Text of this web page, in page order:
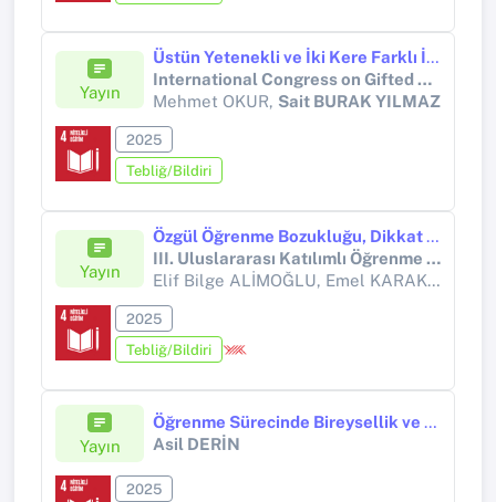
Yayın
Üstün Yetenekli ve İki Kere Farklı İkiz Öğrencilerin Zekâ–Okuma İlişkisinin Vaka Analizi İle Karşılaştırılması
International Congress on Gifted and Talented Education / IGATE-2025
Mehmet OKUR, Sait BURAK YILMAZ
2025
Tebliğ/Bildiri
Yayın
Özgül Öğrenme Bozukluğu, Dikkat Eksikliği/Hiperaktivite Bozukluğu ve Tipik Gelişim Gösteren Çocuklarda WISC-IV Bilişsel İndekslerindeki Farklılıklar: Kesitsel Bir Değerlendirme
III. Uluslararası Katılımlı Öğrenme Güçlüğü Kongresi
Elif Bilge ALİMOĞLU, Emel KARAKAYA,
2025
Tebliğ/Bildiri
Yayın
Öğrenme Sürecinde Bireysellik ve Öğrenme Stili Kavramı
Asil DERİN
2025